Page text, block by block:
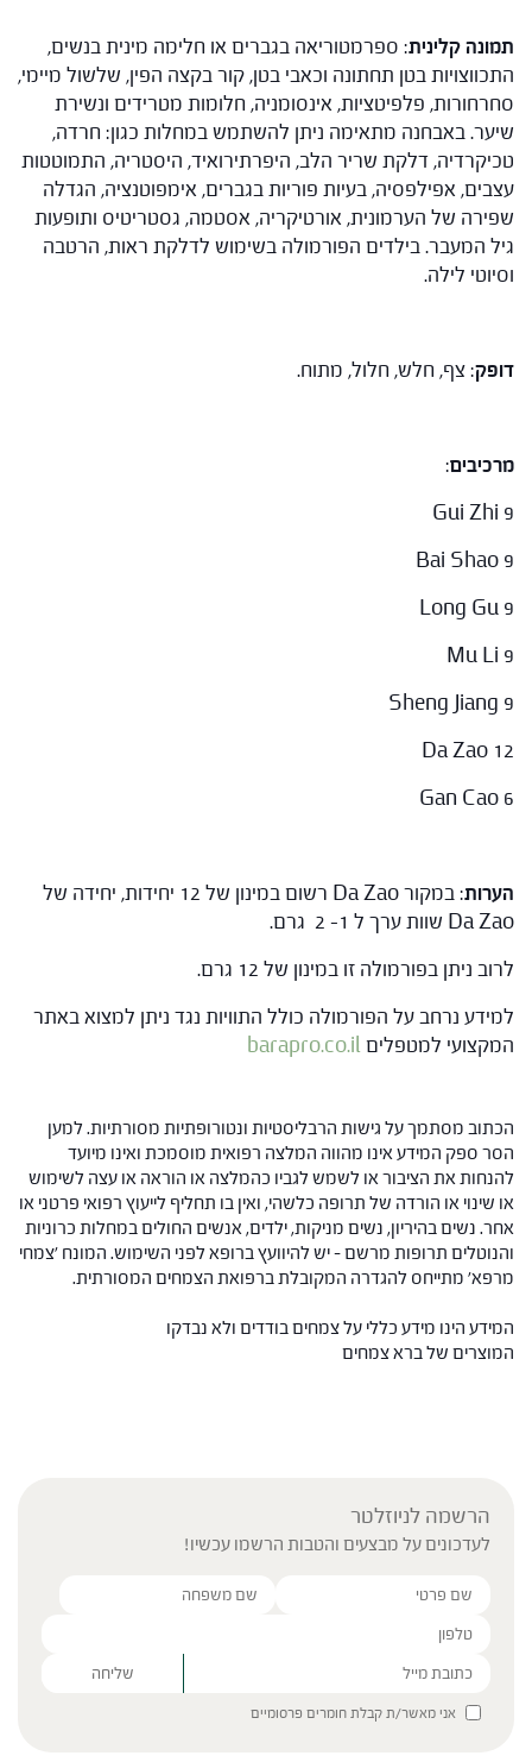
תמונה קלינית: ספרמטוריאה בגברים או חלימה מינית בנשים,
התכווצויות בטן תחתונה וכאבי בטן, קור בקצה הפין, שלשול מיימי,
סחרחורות, פלפיטציות, אינסומניה, חלומות מטרידים ונשירת
שיער. באבחנה מתאימה ניתן להשתמש במחלות כגון: חרדה,
טכיקרדיה, דלקת שריר הלב, היפרתירואיד, היסטריה, התמוטטות
עצבים, אפילפסיה, בעיות פוריות בגברים, אימפוטנציה, הגדלה
שפירה של הערמונית, אורטיקריה, אסטמה, גסטריטיס ותופעות
גיל המעבר. בילדים הפורמולה בשימוש לדלקת ראות, הרטבה
וסיוטי לילה.
דופק: צף, חלש, חלול, מתוח.
מרכיבים:
Gui Zhi 9
Bai Shao 9
Long Gu 9
Mu Li 9
Sheng Jiang 9
Da Zao 12
Gan Cao 6
הערות
: במקור Da Zao רשום במינון של 12 יחידות, יחידה של
Da Zao שוות ערך ל 1- 2 גרם.
לרוב ניתן בפורמולה זו במינון של 12 גרם.
למידע נרחב על הפורמולה כולל התוויות נגד ניתן למצוא באתר
המקצועי למטפליםbarapro.co.il
הכתוב מסתמך על גישות הרבליסטיות ונטורופתיות מסורתיות. למען
הסר ספק המידע אינו מהווה המלצה רפואית מוסמכת ואינו מיועד
להנחות את הציבור או לשמש לגביו כהמלצה או הוראה או עצה לשימוש
או שינוי או הורדה של תרופה כלשהי, ואין בו תחליף לייעוץ רפואי פרטני או
אחר. נשים בהיריון, נשים מניקות, ילדים, אנשים החולים במחלות כרוניות
והנוטלים תרופות מרשם – יש להיוועץ ברופא לפני השימוש. המונח 'צמחי
מרפא' מתייחס להגדרה המקובלת ברפואת הצמחים המסורתית.
המידע הינו מידע כללי על צמחים בודדים ולא נבדקו
המוצרים של ברא צמחים
הרשמה לניוזלטר
לעדכונים על מבצעים והטבות הרשמו עכשיו!
Please leave this field empty.
אני מאשר/ת קבלת חומרים פרסומיים